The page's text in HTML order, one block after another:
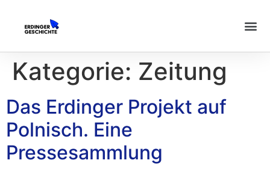
Kategorie: Zeitung
Das Erdinger Projekt auf
Polnisch. Eine
Pressesammlung